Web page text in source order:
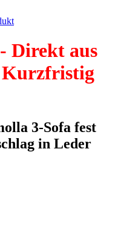
Direkt aus
Kurzfristig
3-Sofa fest
in Leder